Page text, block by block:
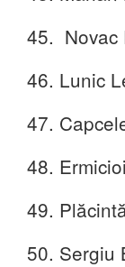
45. Novac
46. Lunic
47.
48.
49.
50. Sergiu